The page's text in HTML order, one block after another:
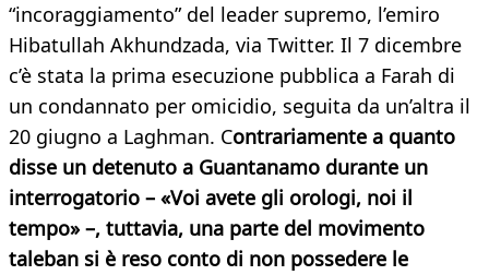
“incoraggiamento” del leader supremo, l’emiro
Hibatullah Akhundzada, via Twitter. Il 7 dicembre
c’è stata la prima esecuzione pubblica a Farah di
un condannato per omicidio, seguita da un’altra il
20 giugno a Laghman. Contrariamente a quanto
disse un detenuto a Guantanamo durante un
interrogatorio – «Voi avete gli orologi, noi il
tempo» –, tuttavia, una parte del movimento
taleban si è reso conto di non possedere le